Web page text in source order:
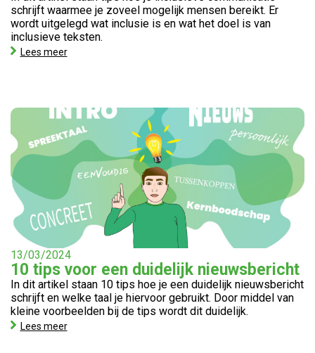
schrijft waarmee je zoveel mogelijk mensen bereikt. Er
wordt uitgelegd wat inclusie is en wat het doel is van
inclusieve teksten.
Lees meer
13/03/2024
10 tips voor een duidelijk nieuwsbericht
In dit artikel staan 10 tips hoe je een duidelijk nieuwsbericht
schrijft en welke taal je hiervoor gebruikt. Door middel van
kleine voorbeelden bij de tips wordt dit duidelijk.
Lees meer